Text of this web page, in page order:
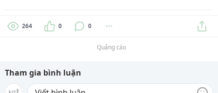
264 0 0
Quảng cáo
Tham gia bình luận